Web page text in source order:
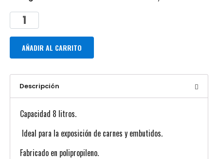
AÑADIR AL CARRITO
Descripción
Capacidad 8 litros.
Ideal para la exposición de carnes y embutidos.
Fabricado en polipropileno.